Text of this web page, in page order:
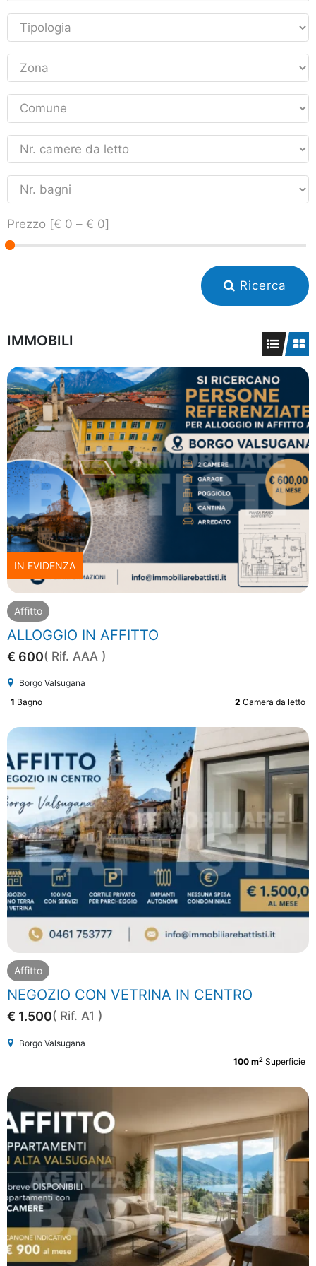
Prezzo [€ 0 – € 0]
Ricerca
IMMOBILI
IN EVIDENZA
Affitto
ALLOGGIO IN AFFITTO
€ 600( Rif. AAA )
Borgo Valsugana
2 Camera da letto
1 Bagno
Affitto
NEGOZIO CON VETRINA IN CENTRO
€ 1.500( Rif. A1 )
Borgo Valsugana
100 m2 Superficie